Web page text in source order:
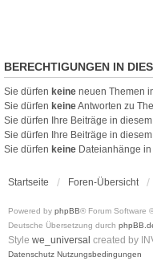
BERECHTIGUNGEN IN
Sie dürfen keine neuen Themen
Sie dürfen keineAntworten zu
Sie dürfen Ihre Beiträge in
Sie dürfen Ihre Beiträge in
Sie dürfen keine Dateianhänge
Startseite Foren-Übersicht
Powered by phpBB® Forum Software
Deutsche Übersetzung durch
Style we_universal created by
Datenschutz Nutzungsbedingungen